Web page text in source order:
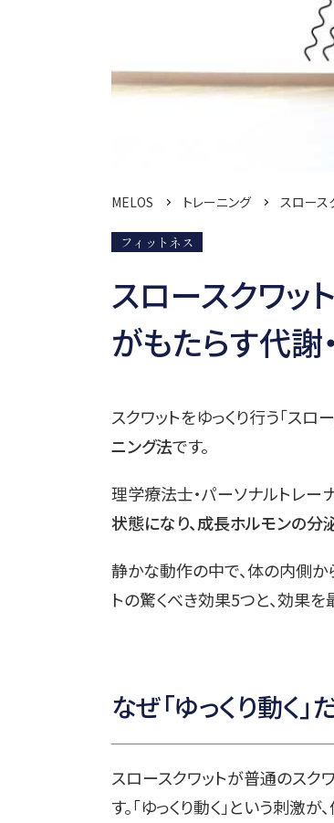
MELOS トレーニング スロース
フィットネス
スロースクワッ
がもたらす代
スクワットをゆっくり行う「スロー
ニング法です。
理学療法士・パーソナルトレー
状態になり、成長ホルモンの
静かな動作の中で、体の内側か
トの驚くべき効果5つと、効果
なぜ「ゆっくり動く
スロースクワットが普通のスク
す。「ゆっくり動く」という刺激